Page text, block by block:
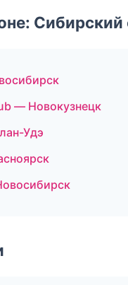
— Новокузнецк
Удэ